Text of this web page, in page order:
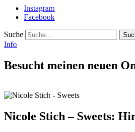
Instagram
Facebook
Suche
Info
Besucht meinen neuen
Nicole Stich – Sweets: